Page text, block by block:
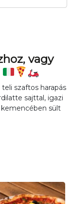
vagy
szaftos harapás
sajttal, igazi
sült